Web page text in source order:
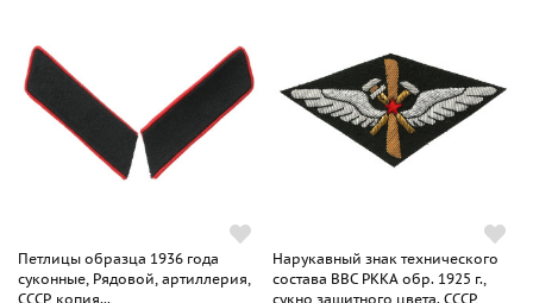
Петлицы образца 1936 года
суконные, Рядовой, артиллерия,
СССР, копия...
Нарукавный знак технического
состава ВВС РККА обр. 1925 г.,
сукно защитного цвета. СССР,